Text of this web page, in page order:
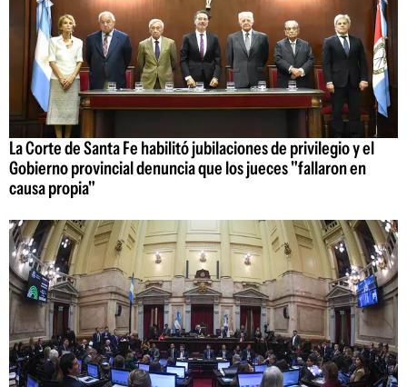
La Corte de Santa Fe habilitó jubilaciones de privilegio y el
Gobierno provincial denuncia que los jueces "fallaron en
causa propia"